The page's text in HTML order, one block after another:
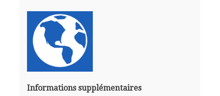
Informations supplémentaires